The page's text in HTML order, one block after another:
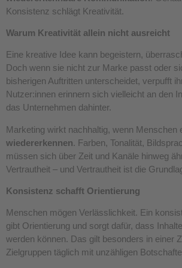
Konsistenz schlägt Kreativität.
Warum Kreativität allein nicht ausreicht
Eine kreative Idee kann begeistern,
Doch wenn sie nicht zur Marke passt oder
bisherigen Auftritten unterscheidet, verpufft
Nutzer:innen erinnern sich vielleicht an den
das Unternehmen dahinter.
Marketing wirkt nachhaltig, wenn Menschen
wiedererkennen. Farben, Tonalität,
müssen sich über Zeit und Kanäle hinweg
Vertrautheit – und Vertrautheit ist die
Konsistenz schafft Orientierung
Menschen mögen Verlässlichkeit. Ein
gibt Orientierung und sorgt dafür, dass
werden können. Das gilt besonders in einer
Zielgruppen täglich mit unzähligen